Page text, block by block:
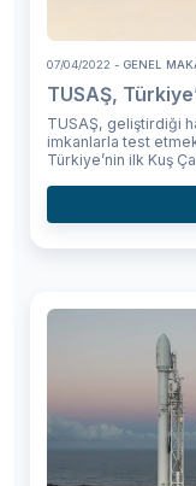
07/04/2022 - GENEL
TUSAŞ,
TUSAŞ, geliştirdiği
imkanlarla test
Türkiye’nin ilk Kuş